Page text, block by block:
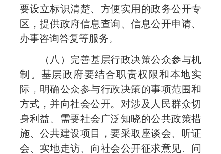
要设立标识清楚、方便实用的政务公开专
区，提供政府信息查询、信息公开申请、
办事咨询答复等服务。
（八）完善基层行政决策公众参与机
制。基层政府要结合职责权限和本地实
际，明确公众参与行政决策的事项范围和
方式，并向社会公开。对涉及人民群众切
身利益、需要社会广泛知晓的公共政策措
施、公共建设项目，要采取座谈会、听证
会、实地走访、向社会公开征求意见、问